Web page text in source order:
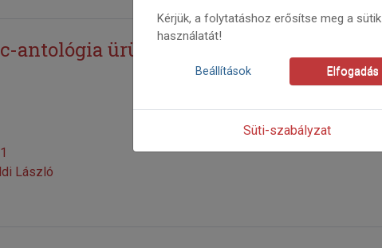
antológia ürügyén
László
Kérjük, a folytatáshoz erősítse meg a sütik
használatát!
Beállítások Elfogadás
Süti-szabályzat